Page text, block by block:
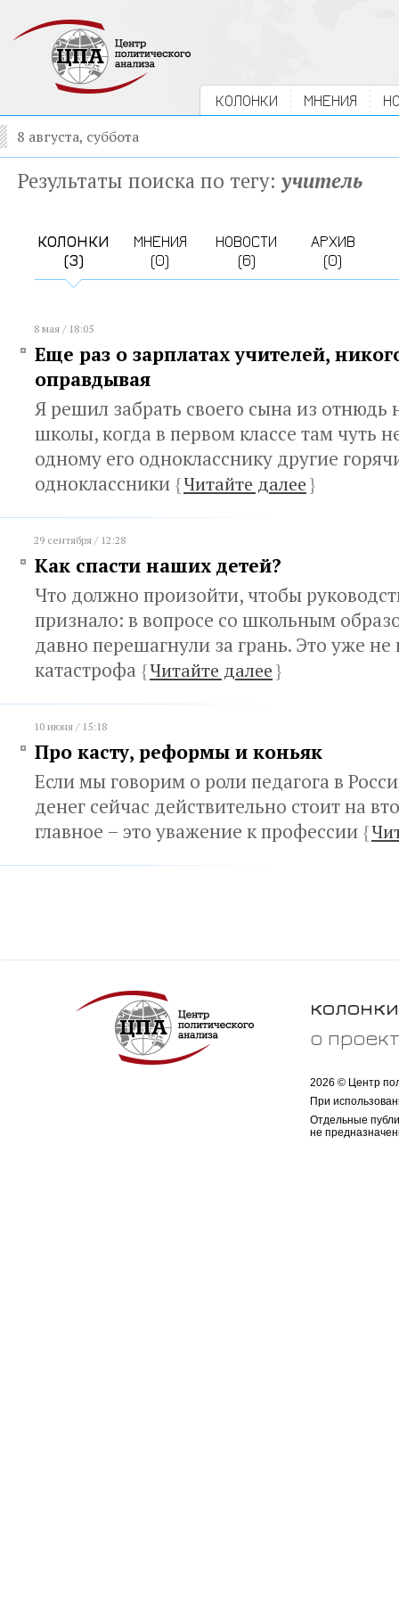
КОЛОНКИ МНЕНИЯ
8 августа, суббота
Результаты поиска по тегу: учитель
КОЛОНКИ
(3)
МНЕНИЯ
(0)
НОВОСТИ
(6)
АРХИВ
(0)
8 мая / 18:05
Еще раз о зарплатах учителей,
оправдывая
Я решил забрать своего сына из отнюдь
школы, когда в первом классе там чуть
одному его однокласснику другие
одноклассники {Читайте далее}
29 сентября / 12:28
Как спасти наших детей?
Что должно произойти, чтобы
признало: в вопросе со школьным
давно перешагнули за грань. Это уже не
катастрофа {Читайте далее}
10 июня / 15:18
Про касту, реформы и коньяк
Если мы говорим о роли педагога в
денег сейчас действительно стоит на
главное – это уважение к профессии {
колонки
о
2026 © Центр
При
Отдельные
не